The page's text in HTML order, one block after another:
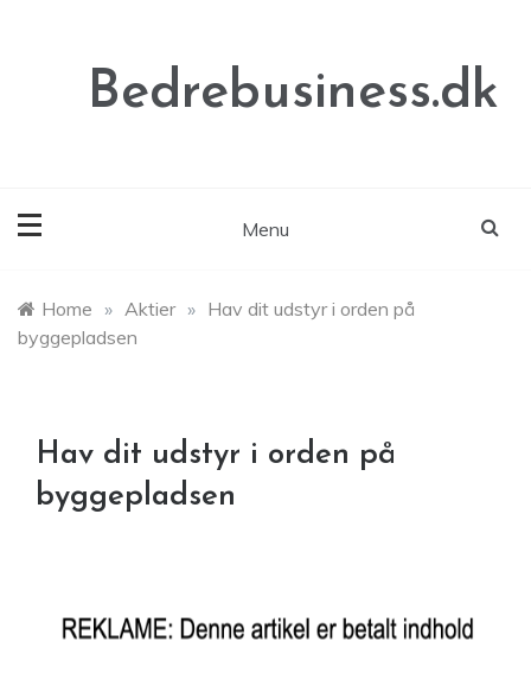
Bedrebusiness.dk
Menu
Home » Aktier » Hav dit udstyr i orden på
byggepladsen
Hav dit udstyr i orden på
byggepladsen